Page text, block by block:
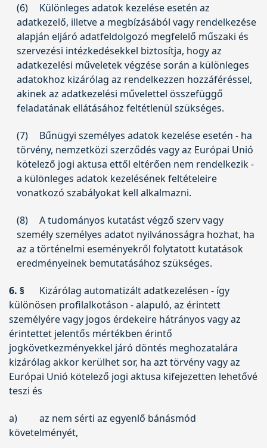
(6)
Különleges adatok kezelése esetén az
adatkezelő, illetve a megbízásából vagy rendelkezése
alapján eljáró adatfeldolgozó megfelelő műszaki és
szervezési intézkedésekkel biztosítja, hogy az
adatkezelési műveletek végzése során a különleges
adatokhoz kizárólag az rendelkezzen hozzáféréssel,
akinek az adatkezelési művelettel összefüggő
feladatának ellátásához feltétlenül szükséges.
(7)
Bűnügyi személyes adatok kezelése esetén - ha
törvény, nemzetközi szerződés vagy az Európai Unió
kötelező jogi aktusa ettől eltérően nem rendelkezik -
a különleges adatok kezelésének feltételeire
vonatkozó szabályokat kell alkalmazni.
(8)
A tudományos kutatást végző szerv vagy
személy személyes adatot nyilvánosságra hozhat, ha
az a történelmi eseményekről folytatott kutatások
eredményeinek bemutatásához szükséges.
6. §
Kizárólag automatizált adatkezelésen - így
különösen profilalkotáson - alapuló, az érintett
személyére vagy jogos érdekeire hátrányos vagy az
érintettet jelentős mértékben érintő
jogkövetkezményekkel járó döntés meghozatalára
kizárólag akkor kerülhet sor, ha azt törvény vagy az
Európai Unió kötelező jogi aktusa kifejezetten lehetővé
teszi és
a)
az nem sérti az egyenlő bánásmód
követelményét,